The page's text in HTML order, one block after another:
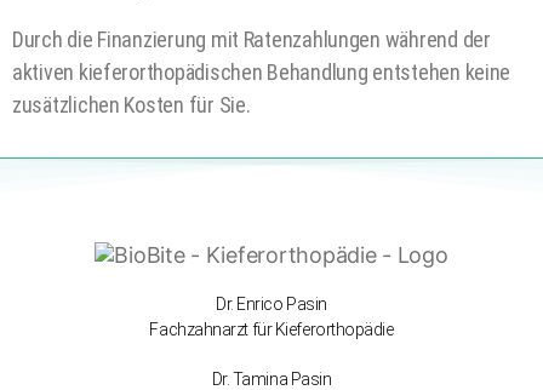
Durch die Finanzierung mit Ratenzahlungen während der
aktiven kieferorthopädischen Behandlung entstehen keine
zusätzlichen Kosten für Sie.
Dr. Enrico Pasin
Fachzahnarzt für Kieferorthopädie
Dr. Tamina Pasin